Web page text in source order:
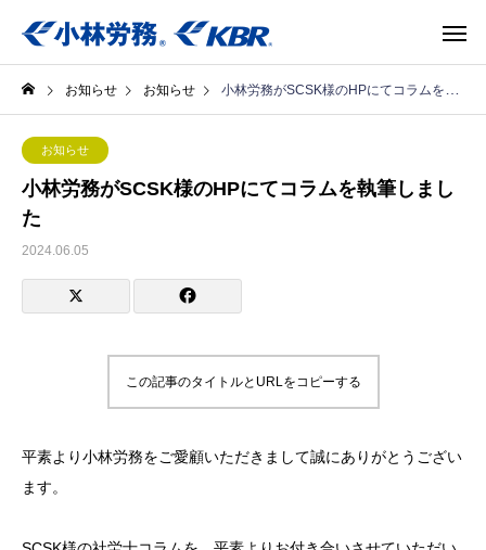
お知らせ お知らせ 小林労務がSCSK様のHPにてコラムを執筆しました
お知らせ
小林労務がSCSK様のHPにてコラムを執筆しまし
た
2024.06.05
この記事のタイトルとURLをコピーする
平素より小林労務をご愛顧いただきまして誠にありがとうござい
ます。